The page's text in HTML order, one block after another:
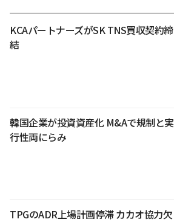
KCAパートナーズがSK TNS買収契約締
結
韓国企業が投資資産化 M&Aで規制と実
行性両にらみ
TPGのADR上場計画停滞 カカオ協力欠